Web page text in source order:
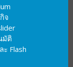
จ
มัติ
Flash